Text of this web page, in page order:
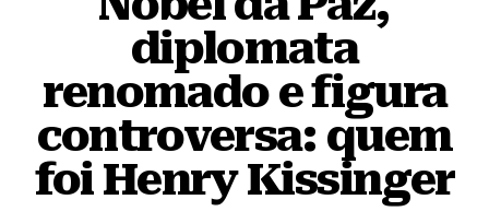
diplomata
renomado e figura
controversa: quem
foi Henry Kissinger